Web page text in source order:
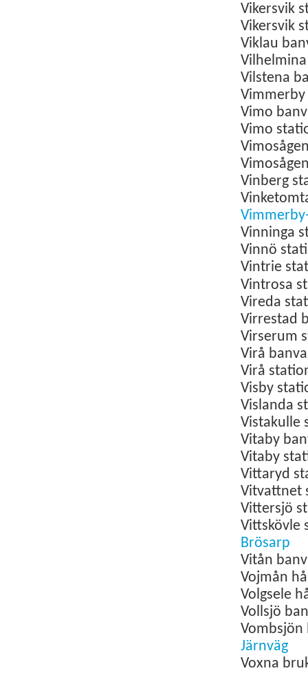
Vikersvik
Vikersvik
Viklau
Vilstena
Vimmerby
Vimo
Vimo
Vinberg
Vinninga
Vinnö
Vintrie
Vintrosa
Vireda
Virrestad
Virserum
Virå
Virå
Visby
Vislanda
Vistakulle
Vitaby
Vitaby
Vittaryd
Vitvattnet
Vittersjö
Vittskövle
Brösarp
Vitån
Vojmån
Volgsele
Vollsjö
Järnväg
Voxna